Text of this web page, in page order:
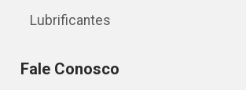
Lubrificantes
Fale Conosco